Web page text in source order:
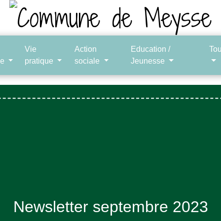
Vie
pratique
Action
sociale
Education /
Jeunesse
Newsletter septembre 2023